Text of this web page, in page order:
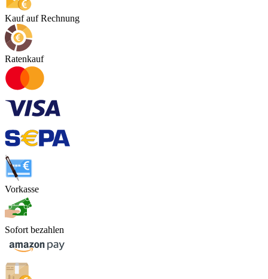
Kauf auf Rechnung
Ratenkauf
Vorkasse
Sofort bezahlen